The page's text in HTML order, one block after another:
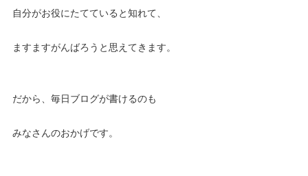
自分がお役にたてていると知れて、
ますますがんばろうと思えてきます。
だから、毎日ブログが書けるのも
みなさんのおかげです。